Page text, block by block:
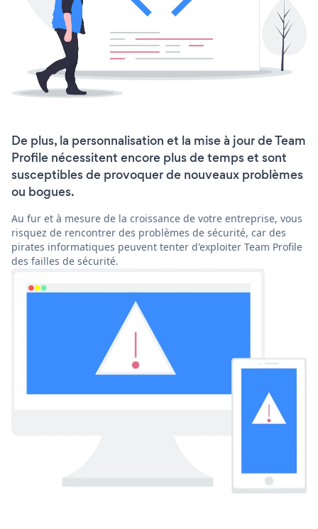
De plus, la personnalisation et la mise à jour de Team
Profile nécessitent encore plus de temps et sont
susceptibles de provoquer de nouveaux problèmes
ou bogues.
Au fur et à mesure de la croissance de votre entreprise, vous
risquez de rencontrer des problèmes de sécurité, car des
pirates informatiques peuvent tenter d'exploiter Team Profile
des failles de sécurité.